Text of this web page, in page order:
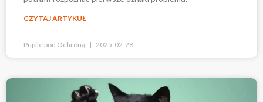
CZYTAJ ARTYKUŁ
Pupile pod Ochroną 2025-02-28